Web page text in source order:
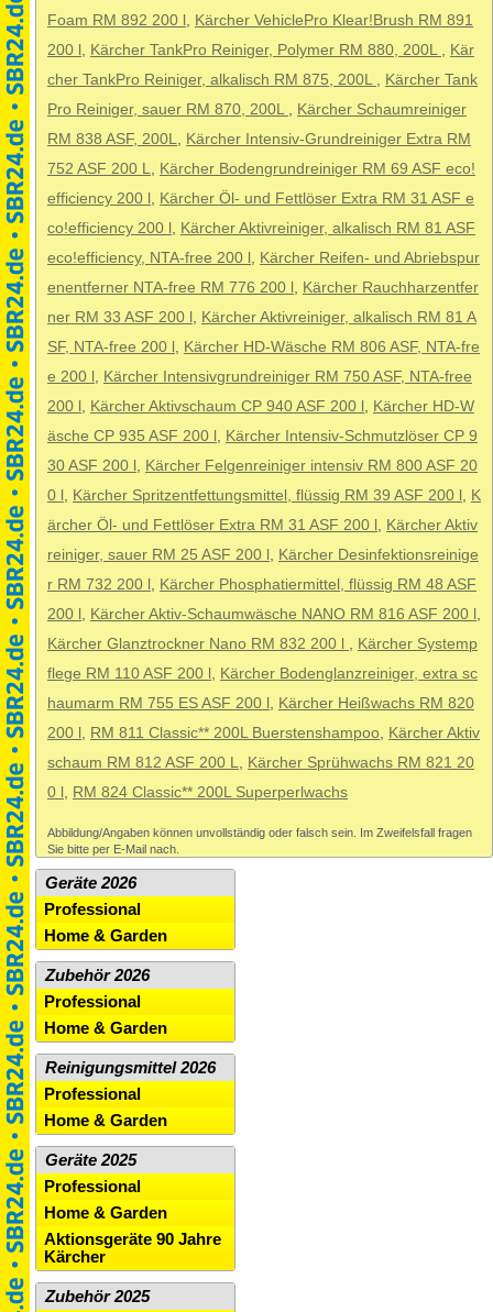
Foam RM 892 200 l Kärcher VehiclePro Klear!Brush RM 891
200 l Kärcher TankPro Reiniger, Polymer RM 880, 200L
Kär
cher TankPro Reiniger, alkalisch RM 875, 200L
Kärcher Tank
Pro Reiniger, sauer RM 870, 200L
Kärcher Schaumreiniger
RM 838 ASF, 200L
Kärcher Intensiv-Grundreiniger Extra RM
752 ASF 200 L
Kärcher Bodengrundreiniger RM 69 ASF eco!
efficiency 200 l Kärcher Öl- und Fettlöser Extra RM 31 ASF e
co!efficiency 200 l Kärcher Aktivreiniger, alkalisch RM 81 ASF
eco!efficiency, NTA-free 200 l Kärcher Reifen- und Abriebspur
enentferner NTA-free RM 776 200 l Kärcher Rauchharzentfer
ner RM 33 ASF 200 l Kärcher Aktivreiniger, alkalisch RM 81 A
SF, NTA-free 200 l Kärcher HD-Wäsche RM 806 ASF, NTA-fre
e 200 l Kärcher Intensivgrundreiniger RM 750 ASF, NTA-free
200 l Kärcher Aktivschaum CP 940 ASF 200 l Kärcher HD-W
äsche CP 935 ASF 200 l Kärcher Intensiv-Schmutzlöser CP 9
30 ASF 200 l Kärcher Felgenreiniger intensiv RM 800 ASF 20
0 l Kärcher Spritzentfettungsmittel, flüssig RM 39 ASF 200 l K
ärcher Öl- und Fettlöser Extra RM 31 ASF 200 l Kärcher Aktiv
reiniger, sauer RM 25 ASF 200 l Kärcher Desinfektionsreinige
r RM 732 200 l Kärcher Phosphatiermittel, flüssig RM 48 ASF
200 l Kärcher Aktiv-Schaumwäsche NANO RM 816 ASF 200 l
Kärcher Glanztrockner Nano RM 832 200 l
Kärcher Systemp
flege RM 110 ASF 200 l Kärcher Bodenglanzreiniger, extra sc
haumarm RM 755 ES ASF 200 l Kärcher Heißwachs RM 820
200 l RM 811 Classic** 200L Buerstenshampoo Kärcher Aktiv
schaum RM 812 ASF 200 L
Kärcher Sprühwachs RM 821 20
0 l RM 824 Classic** 200L Superperlwachs
Abbildung/Angaben können unvollständig oder falsch sein. Im Zweifelsfall fragen
Sie bitte per E-Mail nach.
Geräte 2026
Professional
Home & Garden
Zubehör 2026
Professional
Home & Garden
Reinigungsmittel 2026
Professional
Home & Garden
Geräte 2025
Professional
Home & Garden
Aktionsgeräte 90 Jahre
Kärcher
Zubehör 2025